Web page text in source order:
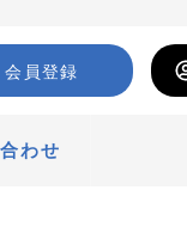
会員登録
わせ